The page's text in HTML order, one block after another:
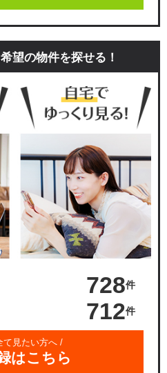
望の物件を探せる！
728件
712件
て見たい方へ /
はこちら